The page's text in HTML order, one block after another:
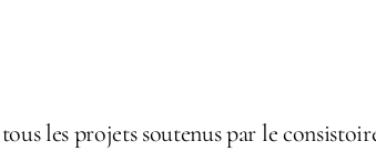
les projets soutenus par le